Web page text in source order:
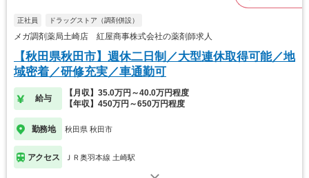
正社員 ドラッグストア（調剤併設）
メガ調剤薬局土崎店 紅屋商事株式会社の薬剤師求人
【秋田県秋田市】週休二日制／大型連休取得可能／地
域密着／研修充実／車通勤可
給与
【月収】35.0万円～40.0万円程度
【年収】450万円～650万円程度
勤務地 秋田県 秋田市
アクセス ＪＲ奥羽本線 土崎駅